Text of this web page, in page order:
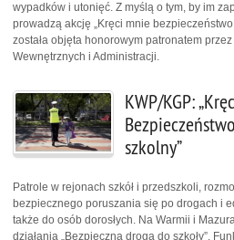
wypadków i utonięć. Z myślą o tym, by im
prowadzą akcję „Kręci mnie
została objęta honorowym patronatem
Wewnętrznych i Administracji.
KWP/KGP:
szkolny”
Patrole w rejonach szkół i przedszkoli,
bezpiecznego poruszania się po drogach i
także do osób dorosłych. Na Warmii i
działania „Bezpieczna droga do szkoły”.